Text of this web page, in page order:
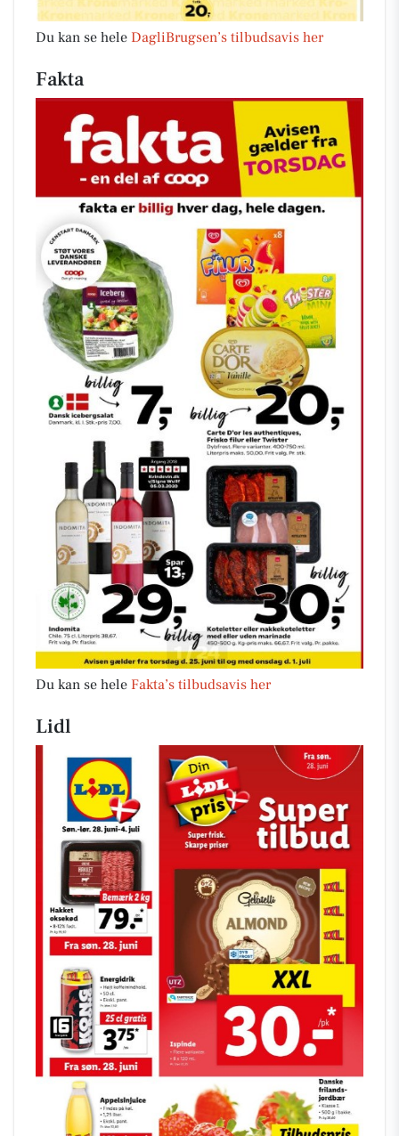
Du kan se hele DagliBrugsen’s tilbudsavis her
Fakta
Du kan se hele Fakta’s tilbudsavis her
Lidl